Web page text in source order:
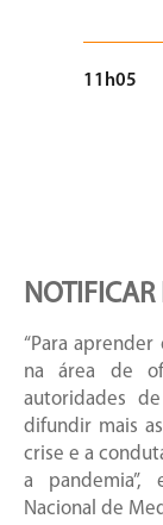
11h05
NOTIFICAR
“Para
na área de
autoridades
difundir mais
crise e a
a pandemia”,
Nacional de